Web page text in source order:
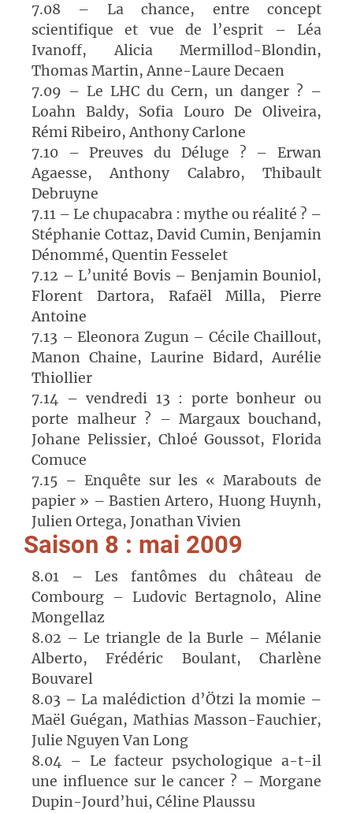
7.08 – La chance, entre concept
scientifique et vue de l’esprit – Léa
Ivanoff, Alicia Mermillod-Blondin,
Thomas Martin, Anne-Laure Decaen
7.09 – Le LHC du Cern, un danger ? –
Loahn Baldy, Sofia Louro De Oliveira,
Rémi Ribeiro, Anthony Carlone
7.10 – Preuves du Déluge ? – Erwan
Agaesse, Anthony Calabro, Thibault
Debruyne
7.11 – Le chupacabra : mythe ou réalité ? –
Stéphanie Cottaz, David Cumin, Benjamin
Dénommé, Quentin Fesselet
7.12 – L’unité Bovis – Benjamin Bouniol,
Florent Dartora, Rafaël Milla, Pierre
Antoine
7.13 – Eleonora Zugun – Cécile Chaillout,
Manon Chaine, Laurine Bidard, Aurélie
Thiollier
7.14 – vendredi 13 : porte bonheur ou
porte malheur ? – Margaux bouchand,
Johane Pelissier, Chloé Goussot, Florida
Comuce
7.15 – Enquête sur les « Marabouts de
papier » – Bastien Artero, Huong Huynh,
Julien Ortega, Jonathan Vivien
Saison 8 : mai 2009
8.01 – Les fantômes du château de
Combourg – Ludovic Bertagnolo, Aline
Mongellaz
8.02 – Le triangle de la Burle – Mélanie
Alberto, Frédéric Boulant, Charlène
Bouvarel
8.03 – La malédiction d’Ötzi la momie –
Maël Guégan, Mathias Masson-Fauchier,
Julie Nguyen Van Long
8.04 – Le facteur psychologique a-t-il
une influence sur le cancer ? – Morgane
Dupin-Jourd’hui, Céline Plaussu